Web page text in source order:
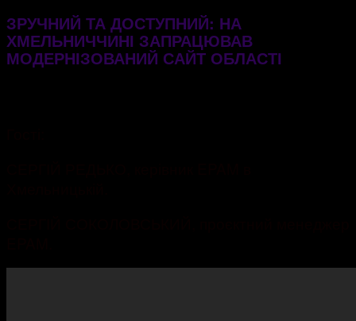
ЗРУЧНИЙ ТА ДОСТУПНИЙ: НА
ХМЕЛЬНИЧЧИНІ ЗАПРАЦЮВАВ
МОДЕРНІЗОВАНИЙ САЙТ ОБЛАСТІ